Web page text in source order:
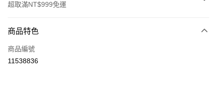
超取滿NT$999免運
信用卡一次付款
超商取貨付款
商品特色
商品編號
11538836